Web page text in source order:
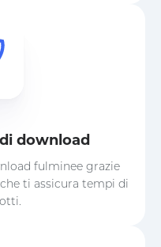
download
fulminee grazie
ti assicura tempi di